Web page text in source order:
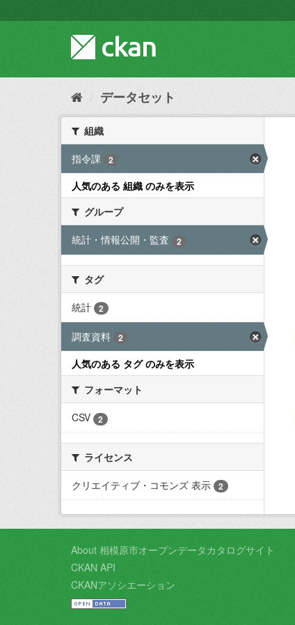
キ
て
データセット
組織
指令課
2
人気のある 組織 のみを表示
グループ
統計・情報公開・監査
2
タグ
統計
2
調査資料 2
人気のある タグ のみを表示
フォーマット
CSV
2
ライセンス
クリエイティブ・コモンズ 表示
2
About 相模原市オープンデータカタログサイト
CKAN API
CKANアソシエーション